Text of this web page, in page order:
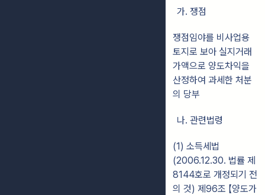
가. 쟁점
쟁점임야를 비사업용
토지로 보아 실지거래
가액으로 양도차익을
산정하여 과세한 처분
의 당부
나. 관련법령
(1) 소득세법
(2006.12.30. 법률 제
8144호로 개정되기 전
의 것) 제96조 【양도가